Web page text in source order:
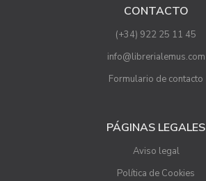
CONTACTO
(+34) 922 25 11 45
info@librerialemus.com
Formulario de contacto
PÁGINAS LEGALES
Aviso legal
Política de Cookies